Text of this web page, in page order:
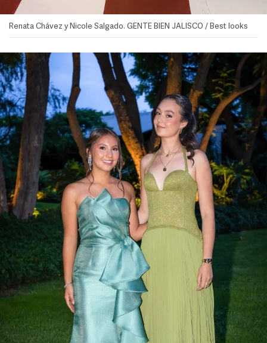
Renata Chávez y Nicole Salgado. GENTE BIEN JALISCO / Best looks